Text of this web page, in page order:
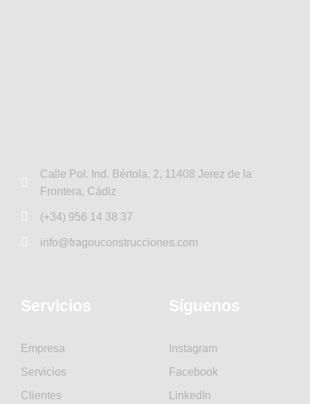
Calle Pol. Ind. Bértola, 2, 11408 Jerez de la
Frontera, Cádiz
(+34) 956 14 38 37
info@fragouconstrucciones.com
Servicios
Empresa
Servicios
Clientes
Síguenos
Instagram
Facebook
LinkedIn